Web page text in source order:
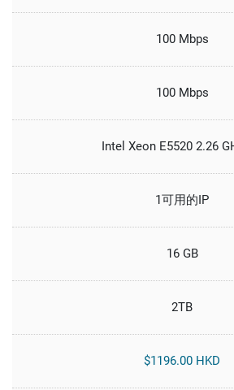
100 Mbps
100 Mbps
Intel Xeon E5520 2.26
1可用的IP
16 GB
2TB
$1196.00 HKD